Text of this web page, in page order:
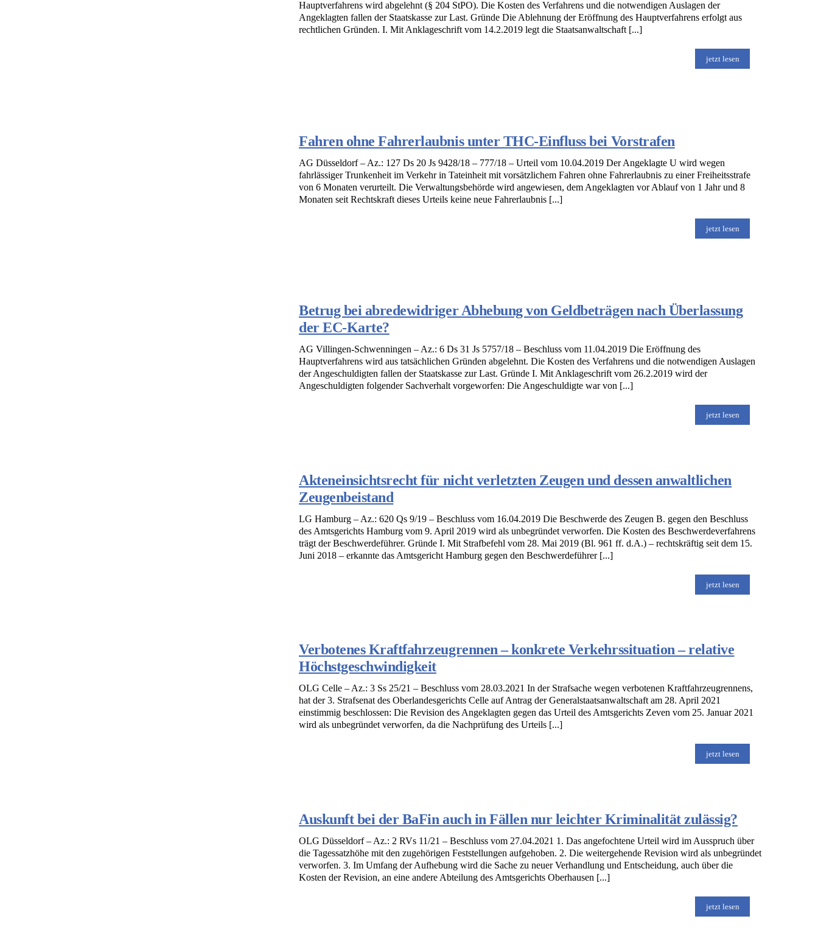
Hauptverfahrens wird abgelehnt (§ 204 StPO). Die Kosten des Verfahrens und die notwendigen Auslagen der
Angeklagten fallen der Staatskasse zur Last. Gründe Die Ablehnung der Eröffnung des Hauptverfahrens erfolgt aus
rechtlichen Gründen. I. Mit Anklageschrift vom 14.2.2019 legt die Staatsanwaltschaft [...]
jetzt lesen
Fahren ohne Fahrerlaubnis unter THC-Einfluss bei Vorstrafen
AG Düsseldorf – Az.: 127 Ds 20 Js 9428/18 – 777/18 – Urteil vom 10.04.2019 Der Angeklagte U wird wegen
fahrlässiger Trunkenheit im Verkehr in Tateinheit mit vorsätzlichem Fahren ohne Fahrerlaubnis zu einer Freiheitsstrafe
von 6 Monaten verurteilt. Die Verwaltungsbehörde wird angewiesen, dem Angeklagten vor Ablauf von 1 Jahr und 8
Monaten seit Rechtskraft dieses Urteils keine neue Fahrerlaubnis [...]
jetzt lesen
Betrug bei abredewidriger Abhebung von Geldbeträgen nach Überlassung
der EC-Karte?
AG Villingen-Schwenningen – Az.: 6 Ds 31 Js 5757/18 – Beschluss vom 11.04.2019 Die Eröffnung des
Hauptverfahrens wird aus tatsächlichen Gründen abgelehnt. Die Kosten des Verfahrens und die notwendigen Auslagen
der Angeschuldigten fallen der Staatskasse zur Last. Gründe I. Mit Anklageschrift vom 26.2.2019 wird der
Angeschuldigten folgender Sachverhalt vorgeworfen: Die Angeschuldigte war von [...]
jetzt lesen
Akteneinsichtsrecht für nicht verletzten Zeugen und dessen anwaltlichen
Zeugenbeistand
LG Hamburg – Az.: 620 Qs 9/19 – Beschluss vom 16.04.2019 Die Beschwerde des Zeugen B. gegen den Beschluss
des Amtsgerichts Hamburg vom 9. April 2019 wird als unbegründet verworfen. Die Kosten des Beschwerdeverfahrens
trägt der Beschwerdeführer. Gründe I. Mit Strafbefehl vom 28. Mai 2019 (Bl. 961 ff. d.A.) – rechtskräftig seit dem 15.
Juni 2018 – erkannte das Amtsgericht Hamburg gegen den Beschwerdeführer [...]
jetzt lesen
Verbotenes Kraftfahrzeugrennen – konkrete Verkehrssituation – relative
Höchstgeschwindigkeit
OLG Celle – Az.: 3 Ss 25/21 – Beschluss vom 28.03.2021 In der Strafsache wegen verbotenen Kraftfahrzeugrennens,
hat der 3. Strafsenat des Oberlandesgerichts Celle auf Antrag der Generalstaatsanwaltschaft am 28. April 2021
einstimmig beschlossen: Die Revision des Angeklagten gegen das Urteil des Amtsgerichts Zeven vom 25. Januar 2021
wird als unbegründet verworfen, da die Nachprüfung des Urteils [...]
jetzt lesen
Auskunft bei der BaFin auch in Fällen nur leichter Kriminalität zulässig?
OLG Düsseldorf – Az.: 2 RVs 11/21 – Beschluss vom 27.04.2021 1. Das angefochtene Urteil wird im Ausspruch über
die Tagessatzhöhe mit den zugehörigen Feststellungen aufgehoben. 2. Die weitergehende Revision wird als unbegründet
verworfen. 3. Im Umfang der Aufhebung wird die Sache zu neuer Verhandlung und Entscheidung, auch über die
Kosten der Revision, an eine andere Abteilung des Amtsgerichts Oberhausen [...]
jetzt lesen